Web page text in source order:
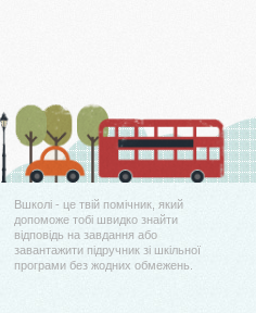
Вшколі - це твій помічник, який
допоможе тобі швидко знайти
відповідь на завдання або
завантажити підручник зі шкільної
програми без жодних обмежень.